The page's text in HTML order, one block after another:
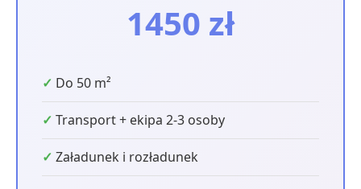
1450 zł
Do 50 m²
Transport + ekipa 2-3 osoby
Załadunek i rozładunek